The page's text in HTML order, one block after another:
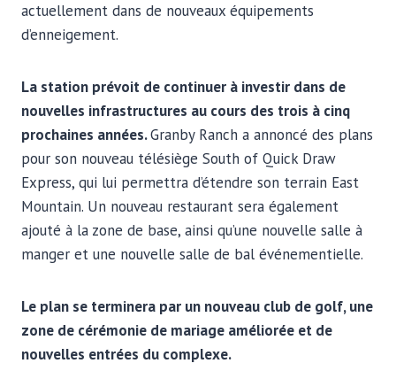
actuellement dans de nouveaux équipements
d’enneigement.
La station prévoit de continuer à investir dans de
nouvelles infrastructures au cours des trois à cinq
prochaines années.Granby Ranch a annoncé des plans
pour son nouveau télésiège South of Quick Draw
Express, qui lui permettra d’étendre son terrain East
Mountain. Un nouveau restaurant sera également
ajouté à la zone de base, ainsi qu’une nouvelle salle à
manger et une nouvelle salle de bal événementielle.
Le plan se terminera par un nouveau club de golf, une
zone de cérémonie de mariage améliorée et de
nouvelles entrées du complexe.